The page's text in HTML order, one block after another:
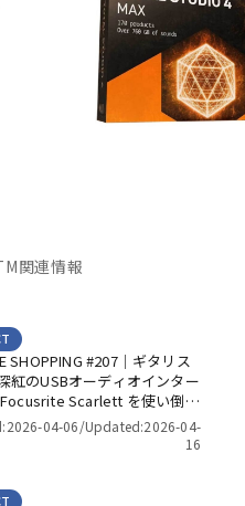
関連情報
SHOPPING #207｜ギタリス
紅のUSBオーディオインター
Scarlett を使い倒
by パワーレック】
04-06/Updated:2026-04-
16